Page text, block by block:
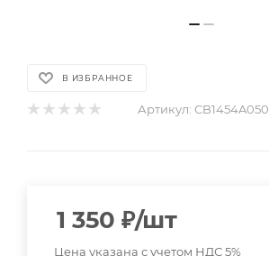
В ИЗБРАННОЕ
Артикул: CB1454A050
1 350 ₽/шт
Цена указана с учетом НДС 5%